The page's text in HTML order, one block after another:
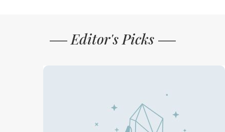
Editor's Picks